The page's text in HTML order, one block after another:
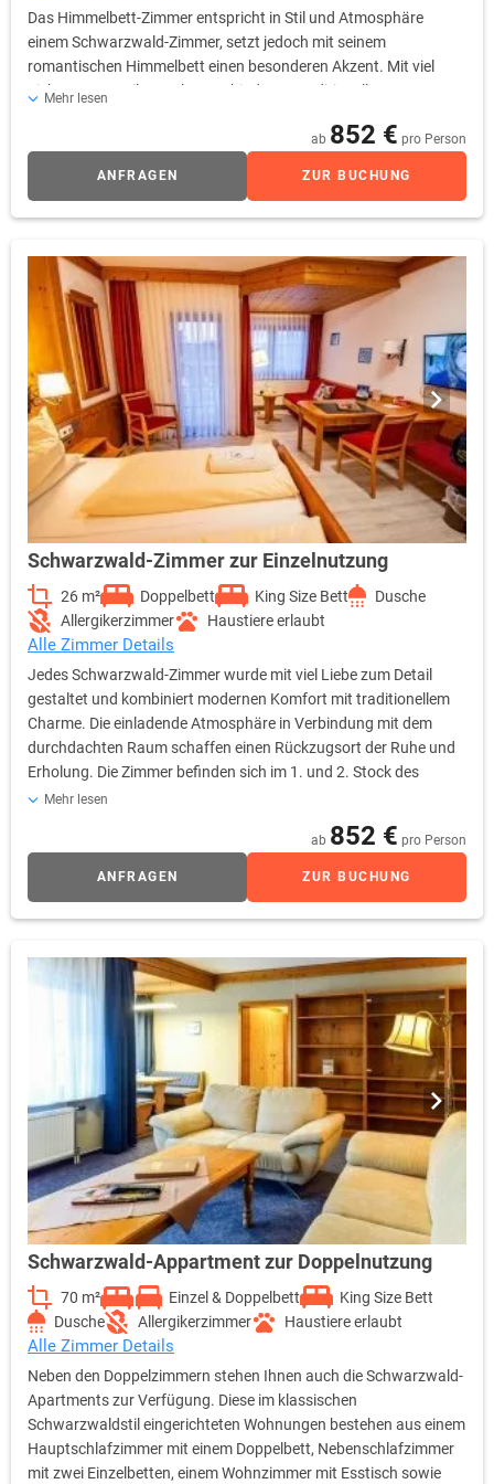
Das Himmelbett-Zimmer entspricht in Stil und Atmosphäre
einem Schwarzwald-Zimmer, setzt jedoch mit seinem
romantischen Himmelbett einen besonderen Akzent. Mit viel
Liebe zum Detail gestaltet, verbindet es traditionellen
behaglichen Wohlfühlatmosphäre. Die durchdachte
Mehr lesen
ab 852 € pro Person
ANFRAGEN ZUR BUCHUNG
Schwarzwald-Zimmer zur Einzelnutzung
26 m² Doppelbett King Size Bett
Dusche
Allergikerzimmer
Haustiere erlaubt
Alle Zimmer Details
Jedes Schwarzwald-Zimmer wurde mit viel Liebe zum Detail
gestaltet und kombiniert modernen Komfort mit traditionellem
Charme. Die einladende Atmosphäre in Verbindung mit dem
durchdachten Raum schaffen einen Rückzugsort der Ruhe und
Erholung. Die Zimmer befinden sich im 1. und 2. Stock des
Stammhauses und sind bequem mit dem Aufzug erreichbar.
Aufenthalte und ist auch als Hundezimmer verfügbar. Ca. 26 m²,
Balkon mit Gartenmöbeln, Kingsize-Doppelbett (180 cm x 200
Nordlage, Im 1. oder 2. Stock im Stammhaus mit Ausblick,
Zimmertelefon, Safe, Schreibtisch, Sitzecke mit Tisch, Aufzug,
Bad mit Dusche und WC, Spiegel, Kosmetikspiegel und
Haartrockner, Die wichtigsten Hygieneartikel, Handtuchwärmer,
Nichtraucherzimmer, Kleiderschrank, Digitales Zimmerschloss
mit Nicht-Stören-Funktion und alle Inklusivleistungen.
Mehr lesen
ab 852 € pro Person
ANFRAGEN ZUR BUCHUNG
Schwarzwald-Appartment zur Doppelnutzung
70 m² Einzel & Doppelbett
King Size Bett
Dusche
Allergikerzimmer Haustiere erlaubt
Alle Zimmer Details
Neben den Doppelzimmern stehen Ihnen auch die Schwarzwald-
Apartments zur Verfügung. Diese im klassischen
Schwarzwaldstil eingerichteten Wohnungen bestehen aus einem
Hauptschlafzimmer mit einem Doppelbett, Nebenschlafzimmer
mit zwei Einzelbetten, einem Wohnzimmer mit Esstisch sowie